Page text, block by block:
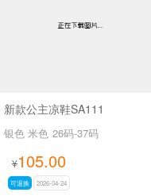
新款公主凉鞋SA111
银色 米色 26码-37码
¥105.00
可退换 2026-04-24